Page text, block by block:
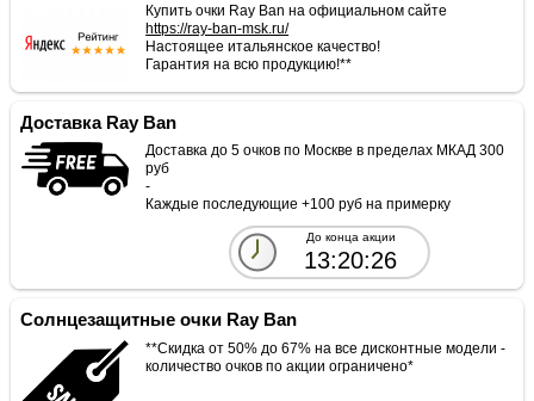
Купить очки Ray Ban на официальном сайте
https://ray-ban-msk.ru/
Настоящее итальянское качество!
Гарантия на всю продукцию!**
Доставка Ray Ban
Доставка до 5 очков по Москве в пределах МКАД 300
руб
-
Каждые последующие +100 руб на примерку
До конца акции
13:20:26
Солнцезащитные очки Ray Ban
**Скидка от 50% до 67% на все дисконтные модели -
количество очков по акции ограничено*